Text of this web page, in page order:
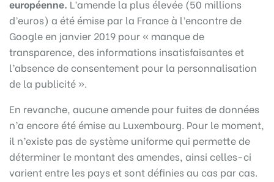
européenne. L’amende la plus élevée (50 millions
d’euros) a été émise par la France à l’encontre de
Google en janvier 2019 pour « manque de
transparence, des informations insatisfaisantes et
l’absence de consentement pour la personnalisation
de la publicité ».
En revanche, aucune amende pour fuites de données
n’a encore été émise au Luxembourg. Pour le moment,
il n’existe pas de système uniforme qui permette de
déterminer le montant des amendes, ainsi celles-ci
varient entre les pays et sont définies au cas par cas.